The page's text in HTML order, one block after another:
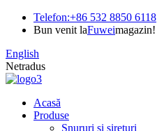
Telefon:+86 532 8850 6118
Bun venit laFuweimagazin!
English
Netradus
Acasă
Produse
Snururi și șireturi